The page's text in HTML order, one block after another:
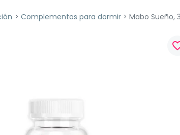
Complementos para dormir Mabo Sueño,